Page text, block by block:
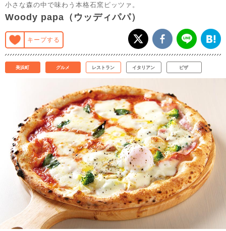
小さな森の中で味わう本格石窯ピッツァ。
Woody papa（ウッディパパ）
キープする
美浜町 グルメ レストラン イタリアン ピザ